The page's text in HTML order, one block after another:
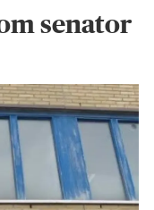
senator